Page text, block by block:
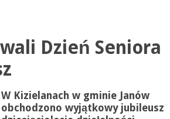
Dzień Seniora
W Kizielanach w gminie Janów
obchodzono wyjątkowy jubileusz